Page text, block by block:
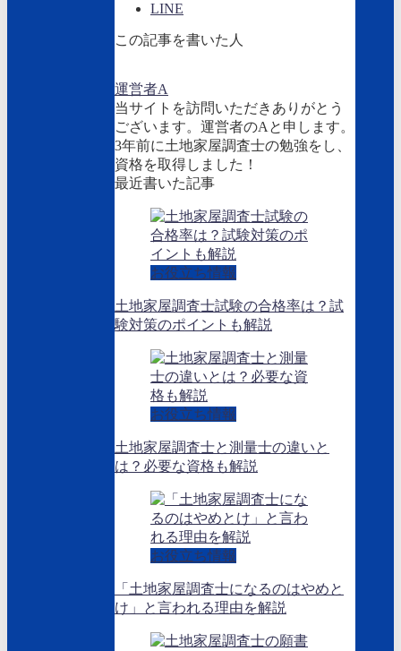
LINE
この記事を書いた人
運営者A
当サイトを訪問いただきありがとう
ございます。運営者のAと申します。
3年前に土地家屋調査士の勉強をし、
資格を取得しました！
最近書いた記事
お役立ち情報
土地家屋調査士試験の合格率は？試
験対策のポイントも解説
お役立ち情報
土地家屋調査士と測量士の違いと
は？必要な資格も解説
お役立ち情報
「土地家屋調査士になるのはやめと
け」と言われる理由を解説